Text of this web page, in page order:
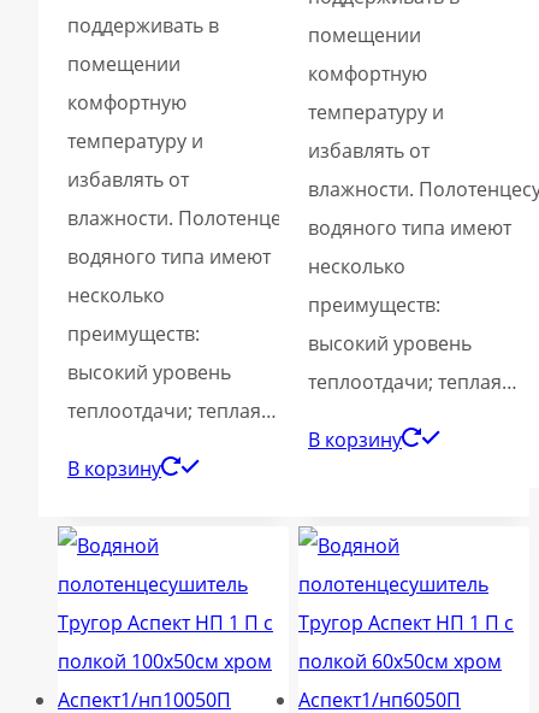
поддерживать в
помещении
комфортную
температуру и
избавлять от
влажности. Полотенцесушители
водяного типа имеют
несколько
преимуществ:
высокий уровень
теплоотдачи; теплая…
В корзину
помещении
комфортную
температуру и
избавлять от
влажности.
водяного типа имеют
несколько
преимуществ:
высокий уровень
теплоотдачи; теплая…
В корзину